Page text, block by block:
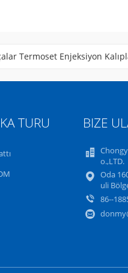
Termoset Enjeksiyon
Kalıbı Pürüzsüz
TURU BIZE
o.,LTD.
Oda
uli
86--